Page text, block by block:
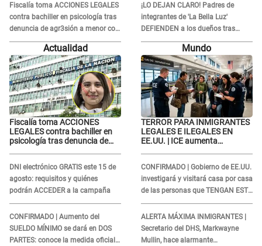
Fiscalía toma ACCIONES LEGALES
contra bachiller en psicología tras
denuncia de agr3sión a menor con
autismo
¡LO DEJAN CLARO! Padres de
integrantes de 'La Bella Luz'
DEFIENDEN a los dueños tras
denuncia: “Nunca vimos nada...”
Actualidad
Fiscalía toma ACCIONES
LEGALES contra bachiller en
psicología tras denuncia de
DNI electrónico GRATIS este 15 de
agosto: requisitos y quiénes
podrán ACCEDER a la campaña
CONFIRMADO | Aumento del
SUELDO MÍNIMO se dará en DOS
PARTES: conoce la medida oficial
Mundo
TERROR PARA INMIGRANTES
LEGALES E ILEGALES EN
EE.UU. | ICE aumenta
CONFIRMADO | Gobierno de EE.UU.
investigará y visitará casa por casa
de las personas que TENGAN ESTE
TRABAJO
ALERTA MÁXIMA INMIGRANTES |
Secretario del DHS, Markwayne
Mullin, hace alarmante